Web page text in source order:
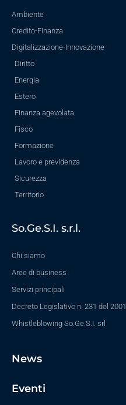
Ambiente
Credito-Finanza
Digitalizzazione-Innovazione
Diritto
Energia
Estero
Finanza agevolata
Fisco
Formazione
Lavoro e previdenza
Sicurezza
Territorio
So.Ge.S.I. s.r.l.
Chi siamo
Aree di business
Servizi principali
Decreto Legislativo n. 231 del 2001
Whistleblowing So.Ge.S.I. srl
News
Eventi